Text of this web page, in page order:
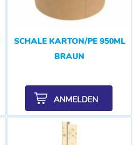
SCHALE KARTON/PE 950ML
BRAUN
ANMELDEN